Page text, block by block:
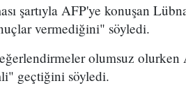
şartıyla AFP'ye konuşan
vermediğini" söyledi.
olumsuz
geçtiğini söyledi.